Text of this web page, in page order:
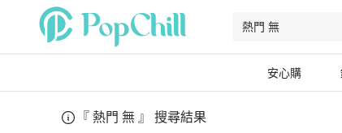
安心購
『 熱門 無 』 搜尋結果